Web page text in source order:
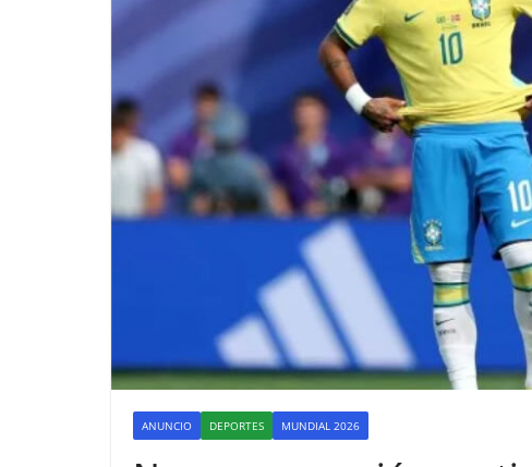
ANUNCIO DEPORTES MUNDIAL 2026